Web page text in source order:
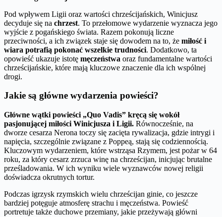
Pod wpływem Ligii oraz wartości chrześcijańskich, Winicjusz
decyduje się na chrzest. To przełomowe wydarzenie wyznacza jego
wyjście z pogańskiego świata. Razem pokonują liczne
przeciwności, a ich związek staje się dowodem na to, że miłość i
wiara potrafią pokonać wszelkie trudności. Dodatkowo, ta
opowieść ukazuje istotę męczeństwa oraz fundamentalne wartości
chrześcijańskie, które mają kluczowe znaczenie dla ich wspólnej
drogi.
Jakie są główne wydarzenia powieści?
Główne wątki powieści „Quo Vadis” kręcą się wokół
pasjonującej miłości Winicjusza i Ligii. Równocześnie, na
dworze cesarza Nerona toczy się zacięta rywalizacja, gdzie intrygi i
napięcia, szczególnie związane z Poppeą, stają się codziennością.
Kluczowym wydarzeniem, które wstrząsa Rzymem, jest pożar w 64
roku, za który cesarz zrzuca winę na chrześcijan, inicjując brutalne
prześladowania. W ich wyniku wiele wyznawców nowej religii
doświadcza okrutnych tortur.
Podczas igrzysk rzymskich wielu chrześcijan ginie, co jeszcze
bardziej potęguje atmosferę strachu i męczeństwa. Powieść
portretuje także duchowe przemiany, jakie przeżywają główni